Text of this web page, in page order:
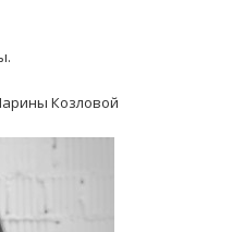
Козловой